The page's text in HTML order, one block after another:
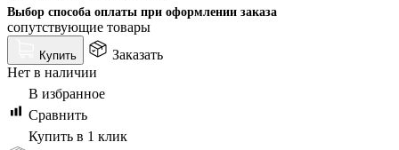
Выбор способа оплаты при оформлении заказа
сопутствующие товары
Купить
Заказать
Нет в наличии
В избранное
Сравнить
Купить в 1 клик